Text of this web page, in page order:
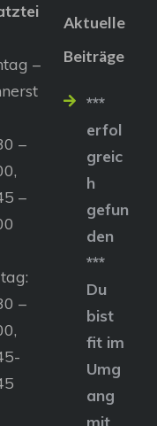
–
–
–
–
Aktuelle
Beiträge
***
erfol
greic
h
gefun
den
***
Du
bist
fit im
Umg
ang
mit